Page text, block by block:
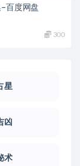
百度网盘
300
星
凶
术